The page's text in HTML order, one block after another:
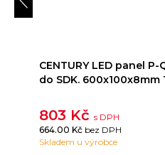
CENTURY LED panel
do SDK.
803 Kčs DPH
664.00 Kč bez DPH
Skladem u výrobce